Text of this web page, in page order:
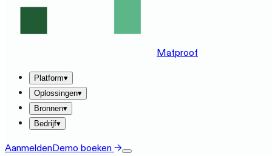
Matproof
Platform▾
Oplossingen▾
Bronnen▾
Bedrijf▾
AanmeldenDemo boeken →